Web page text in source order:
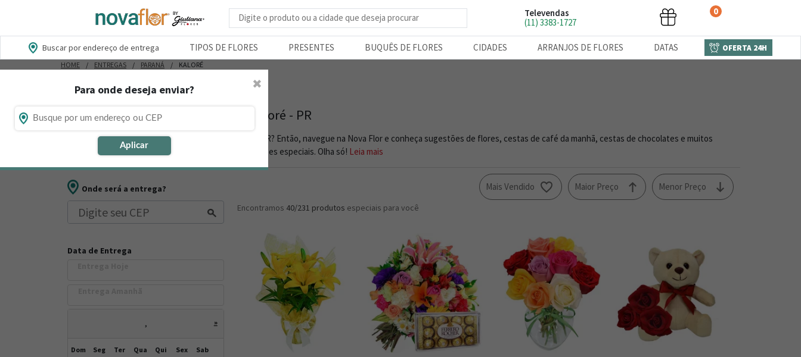
Busca de produtos
Televendas
(11) 3383-1727
0
Buscar por endereço de entrega TIPOS DE FLORES PRESENTES BUQUÊS DE FLORES CIDADES ARRANJOS DE FLORES DATAS OFERTA 24H
Para onde deseja enviar?
Aplicar
✖
HOME ENTREGAS PARANÁ KALORÉ
Flores, Cestas e Presentes em Kaloré - PR
Está procurando loja de presente online em Kaloré - PR? Então, navegue na Nova Flor e conheça sugestões de flores, cestas de café da manhã, cestas de chocolates e muitos
outros presentes para datas comemorativas ou ocasiões especiais. Olha só! Leia mais
Onde será a entrega?
Data de Entrega
, »
Dom Seg Ter Qua Qui Sex Sab
Menor Preço
Maior Preço
Mais Vendido
Encontramos 40/231 produtos especiais para você